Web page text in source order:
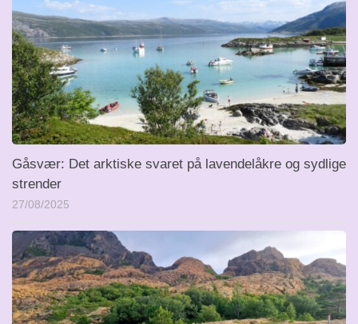
Gåsvær: Det arktiske svaret på lavendelåkre og sydlige
strender
27/08/2025